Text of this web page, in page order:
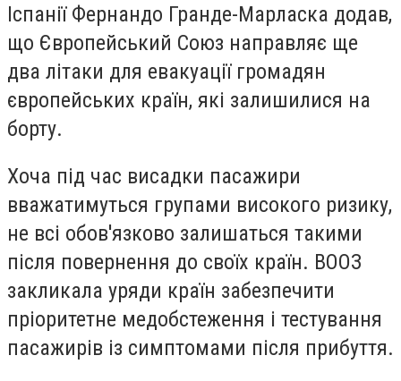
Іспанії Фернандо Гранде-Марласка додав,
що Європейський Союз направляє ще
два літаки для евакуації громадян
європейських країн, які залишилися на
борту.
Хоча під час висадки пасажири
вважатимуться групами високого ризику,
не всі обов'язково залишаться такими
після повернення до своїх країн. ВООЗ
закликала уряди країн забезпечити
пріоритетне медобстеження і тестування
пасажирів із симптомами після прибуття.